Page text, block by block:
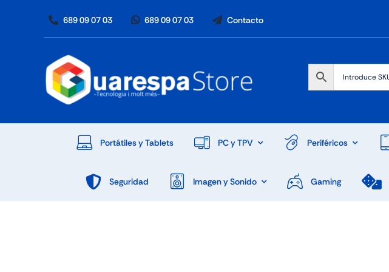
689 09 07 03 689 09 07 03 Contacto
Portátiles y Tablets PC y TPV Periféricos
Seguridad Imagen y Sonido Gaming